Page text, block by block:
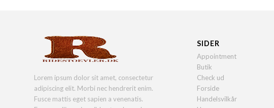
Lorem ipsum dolor sit amet, consectetur
adipiscing elit. Morbi nec hendrerit enim.
Fusce mattis eget sapien a venenatis.
SIDER
Appointment
Butik
Check ud
Forside
Handelsvilkår